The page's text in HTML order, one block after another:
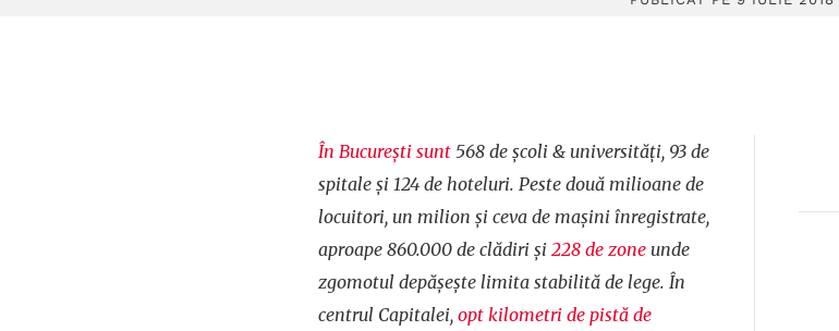
În Bucureşti sunt 568 de şcoli & universităţi, 93 de
spitale şi 124 de hoteluri. Peste două milioane de
locuitori, un milion şi ceva de maşini înregistrate,
aproape 860.000 de clădiri şi 228 de zone unde
zgomotul depăşeşte limita stabilită de lege. În
centrul Capitalei, opt kilometri de pistă de